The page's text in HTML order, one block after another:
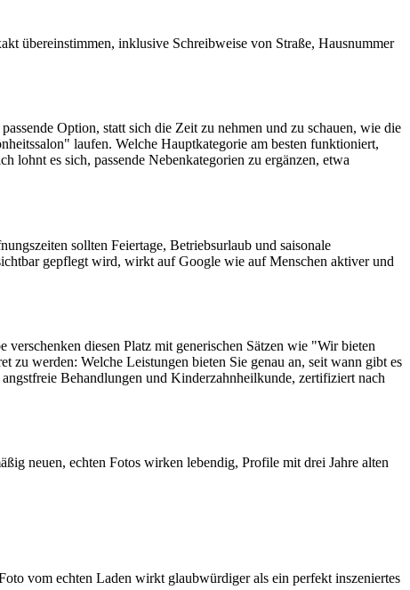
übereinstimmen, inklusive Schreibweise von Straße, Hausnummer
Option, statt sich die Zeit zu nehmen und zu schauen, wie die
laufen. Welche Hauptkategorie am besten funktioniert,
lohnt es sich, passende Nebenkategorien zu ergänzen, etwa
sollten Feiertage, Betriebsurlaub und saisonale
gepflegt wird, wirkt auf Google wie auf Menschen aktiver und
diesen Platz mit generischen Sätzen wie "Wir bieten
zu werden: Welche Leistungen bieten Sie genau an, seit wann gibt es
Behandlungen und Kinderzahnheilkunde, zertifiziert nach
neuen, echten Fotos wirken lebendig, Profile mit drei Jahre alten
vom echten Laden wirkt glaubwürdiger als ein perfekt inszeniertes